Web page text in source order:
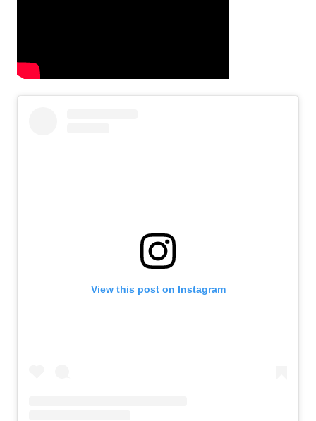
View this post on Instagram